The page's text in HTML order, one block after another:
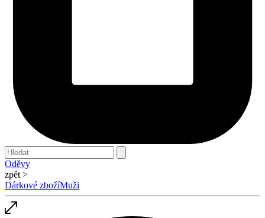
Oděvy
zpět >
Dárkové zbožíMuži